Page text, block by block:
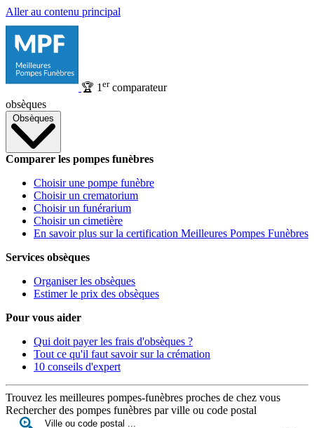
Aller au contenu principal
🏆 1 ercomparateur
obsèques
Obsèques
Comparer les pompes funèbres
Choisir une pompe funèbre
Choisir un crematorium
Choisir un funérarium
Choisir un cimetière
En savoir plus sur la certification Meilleures Pompes Funèbres
Services obsèques
Organiser les obsèques
Estimer le prix des obsèques
Pour vous aider
Qui doit payer les frais d'obsèques ?
Tout ce qu'il faut savoir sur la crémation
10 conseils d'expert
Trouvez les meilleures pompes-funèbres proches de chez vous
Rechercher des pompes funèbres par ville ou code postal